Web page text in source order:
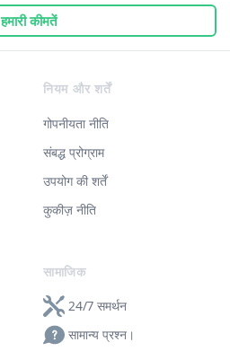
हमारी कीमतें
नियम और शर्तें
गोपनीयता नीति
संबद्ध प्रोग्राम
उपयोग की शर्तें
कुकीज़ नीति
सामाजिक
24/7 समर्थन
सामान्य प्रश्न।